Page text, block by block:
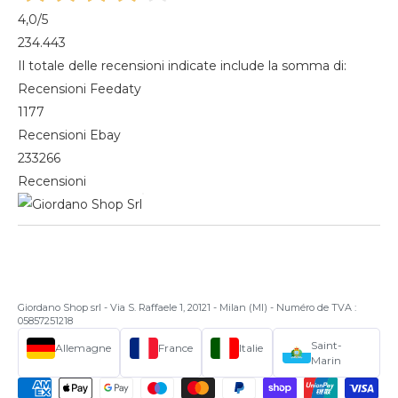
4,0/5
234.443
Il totale delle recensioni indicate include la somma di:
Recensioni Feedaty
1177
Recensioni Ebay
233266
Recensioni
Giordano Shop srl - Via S. Raffaele 1, 20121 - Milan (MI) - Numéro de TVA :
05857251218
Allemagne France Italie
Saint-
Marin